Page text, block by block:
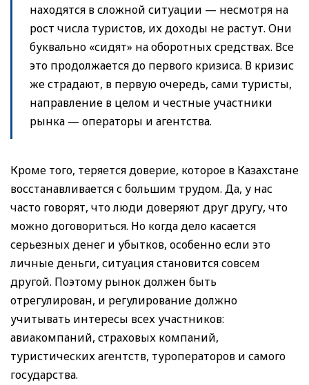
находятся в сложной ситуации — несмотря на
рост числа туристов, их доходы не растут. Они
буквально «сидят» на оборотных средствах. Все
это продолжается до первого кризиса. В кризис
же страдают, в первую очередь, сами туристы,
направление в целом и честные участники
рынка — операторы и агентства.
Кроме того, теряется доверие, которое в Казахстане
восстанавливается с большим трудом. Да, у нас
часто говорят, что люди доверяют друг другу, что
можно договориться. Но когда дело касается
серьезных денег и убытков, особенно если это
личные деньги, ситуация становится совсем
другой. Поэтому рынок должен быть
отрегулирован, и регулирование должно
учитывать интересы всех участников:
авиакомпаний, страховых компаний,
туристических агентств, туроператоров и самого
государства.